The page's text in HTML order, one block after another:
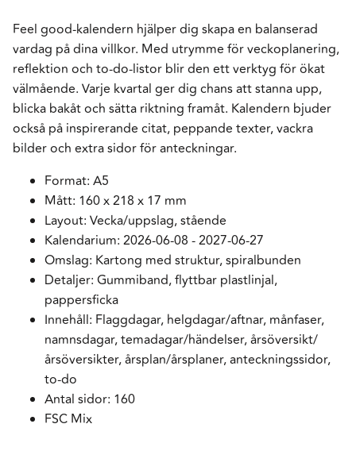
Feel good-kalendern hjälper dig skapa en balanserad
vardag på dina villkor. Med utrymme för veckoplanering,
reflektion och to-do-listor blir den ett verktyg för ökat
välmående. Varje kvartal ger dig chans att stanna upp,
blicka bakåt och sätta riktning framåt. Kalendern bjuder
också på inspirerande citat, peppande texter, vackra
bilder och extra sidor för anteckningar.
Format: A5
Mått: 160 x 218 x 17 mm
Layout: Vecka/uppslag, stående
Kalendarium: 2026-06-08 - 2027-06-27
Omslag: Kartong med struktur, spiralbunden
Detaljer: Gummiband, flyttbar plastlinjal,
pappersficka
Innehåll: Flaggdagar, helgdagar/aftnar, månfaser,
namnsdagar, temadagar/händelser, årsöversikt/
årsöversikter, årsplan/årsplaner, anteckningssidor,
to-do
Antal sidor: 160
FSC Mix